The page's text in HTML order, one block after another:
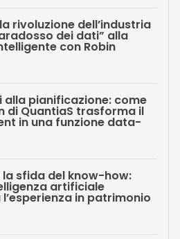
rivoluzione dell’industria
dei dati” alla
con Robin
alla pianificazione: come
di QuantiaS trasforma il
in una funzione data-
la sfida del know-how:
artificiale
in patrimonio